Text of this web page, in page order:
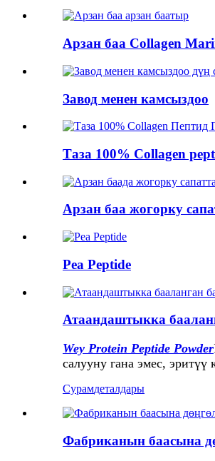
Арзан баа Collagen
Завод менен камсыздоо
Таза 100% Collagen
Арзан баа жогорку
Pea Peptide
Атаандаштыкка
Wey Protein Peptide Powder
салууну гана эмес,
Сурамдеталдары
Фабриканын баасына